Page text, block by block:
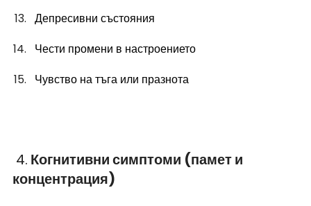
Депресивни състояния
Чести промени в настроението
Чувство на тъга или празнота
4. Когнитивни симптоми (памет и
концентрация)